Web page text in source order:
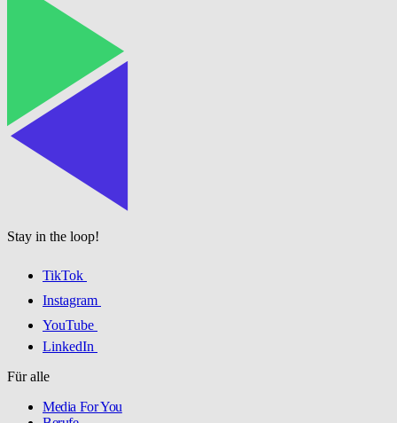
Stay in the loop!
TikTok
Instagram
YouTube
LinkedIn
Für alle
Media For You